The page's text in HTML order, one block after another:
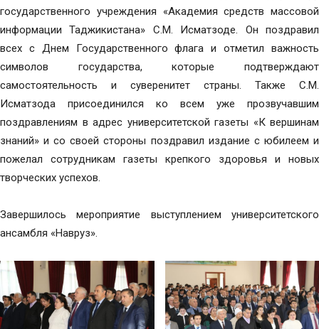
государственного учреждения «Академия средств массовой
информации Таджикистана» С.М. Исматзоде. Он поздравил
всех с Днем Государственного флага и отметил важность
символов государства, которые подтверждают
самостоятельность и суверенитет страны. Также С.М.
Исматзода присоединился ко всем уже прозвучавшим
поздравлениям в адрес университетской газеты «К вершинам
знаний» и со своей стороны поздравил издание с юбилеем и
пожелал сотрудникам газеты крепкого здоровья и новых
творческих успехов.
Завершилось мероприятие выступлением университетского
ансамбля «Навруз».